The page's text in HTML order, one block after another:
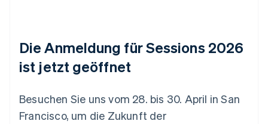
Die Anmeldung für Sessions 2026
ist jetzt geöffnet
Besuchen Sie uns vom 28. bis 30. April in San
Francisco, um die Zukunft der
English
Festlandchina
简体中文 English
English Svenska
Frankreich
FrançaisEnglish